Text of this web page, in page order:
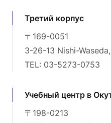
Третий корпус
〒169-0051
3-26-13 Nishi-
TEL: 03-5273-0753
Учебный центр в
〒198-0213